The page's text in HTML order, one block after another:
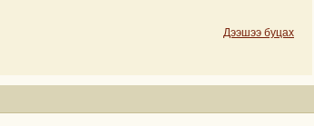
Дээшээ буцах